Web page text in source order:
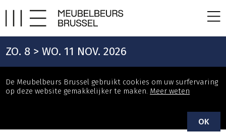
ZO. 8 > WO. 11 NOV. 2026
De Meubelbeurs Brussel gebruikt cookies om uw surfervaring
op deze website gemakkelijker te maken. Meer weten
OK